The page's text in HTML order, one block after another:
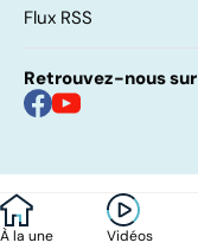
À la une Vidéos
Flux RSS
Retrouvez-nous sur